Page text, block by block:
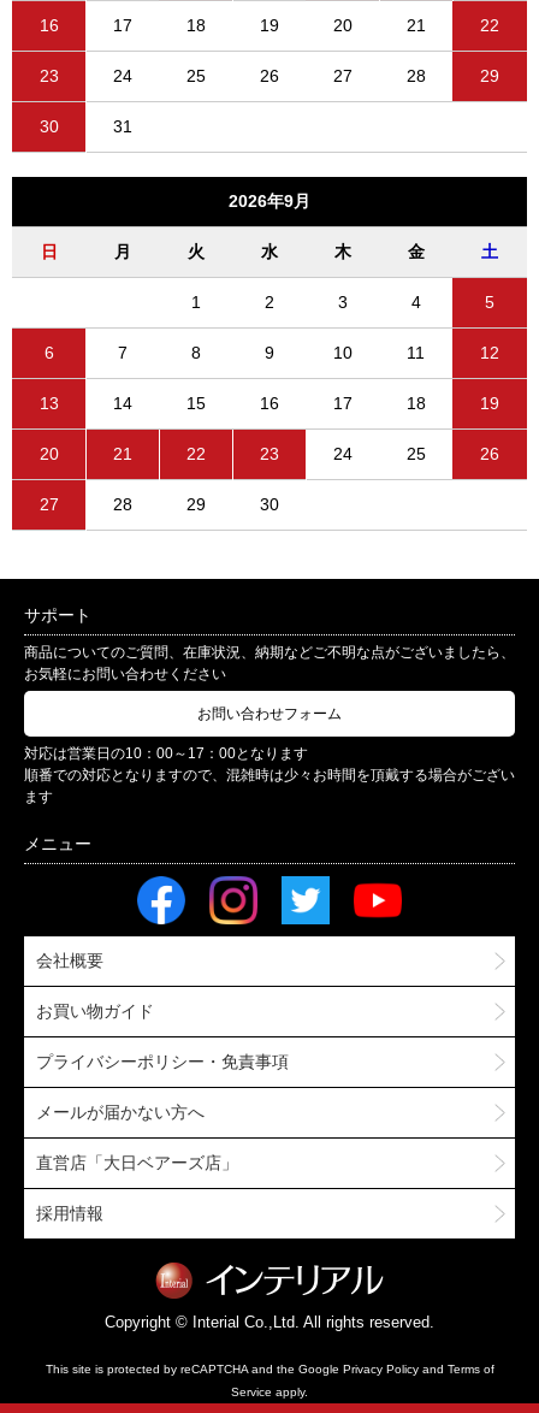
16 17 18 19 20 21 22
23 24 25 26 27 28 29
30 31
2026年9月
日 月 火 水 木 金 土
1 2 3 4 5
6 7 8 9 10 11 12
13 14 15 16 17 18 19
20 21 22 23 24 25 26
27 28 29 30
サポート
商品についてのご質問、在庫状況、納期などご不明な点がございましたら、
お気軽にお問い合わせください
お問い合わせフォーム
対応は営業日の10：00～17：00となります
順番での対応となりますので、混雑時は少々お時間を頂戴する場合がござい
ます
会社概要
お買い物ガイド
プライバシーポリシー・免責事項
メールが届かない方へ
直営店「大日ベアーズ店」
採用情報
Copyright © Interial Co.,Ltd. All rights reserved.
This site is protected by reCAPTCHA and the Google Privacy Policyand Terms of
Service apply.